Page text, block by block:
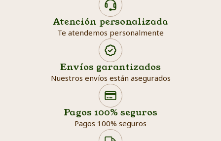
Atención personalizada
Te atendemos personalmente
Envíos garantizados
Nuestros envíos están asegurados
Pagos 100% seguros
Pagos 100% seguros
Search products